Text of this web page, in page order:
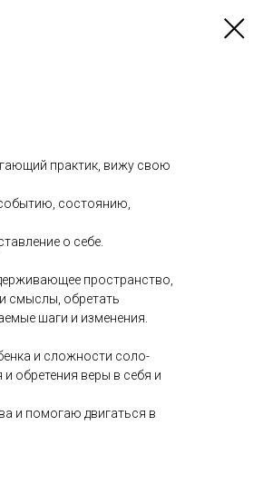
практик, вижу свою
состоянию,
о себе.
пространство,
смыслы, обретать
шаги и изменения.
и сложности соло-
обретения веры в себя и
и помогаю двигаться в